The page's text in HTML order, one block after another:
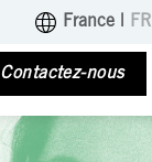
France FR
Contactez-nous